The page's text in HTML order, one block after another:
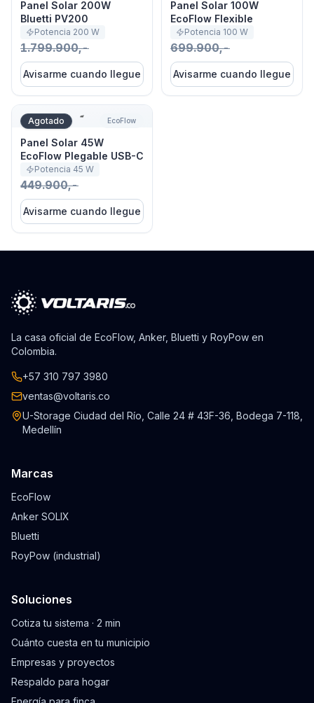
Panel Solar 200W
Bluetti PV200
Potencia 200 W
1.799.900,-
Avisarme cuando llegue
Panel Solar 100W
EcoFlow Flexible
Potencia 100 W
699.900,-
Avisarme cuando llegue
Panel Solar 45W EcoFlow Plegable USB-C
Agotado EcoFlow
Panel Solar 45W
EcoFlow Plegable USB-C
Potencia 45 W
449.900,-
Avisarme cuando llegue
La casa oficial de EcoFlow, Anker, Bluetti y RoyPow en
Colombia.
+57 310 797 3980
ventas@voltaris.co
U-Storage Ciudad del Río, Calle 24 # 43F-36, Bodega 7-118,
Medellín
Marcas
EcoFlow
Anker SOLIX
Bluetti
RoyPow (industrial)
Soluciones
Cotiza tu sistema · 2 min
Cuánto cuesta en tu municipio
Empresas y proyectos
Respaldo para hogar